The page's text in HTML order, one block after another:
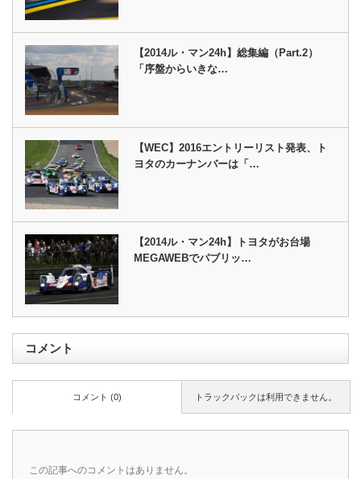
【2014ル・マン24h】総集編（Part.2）
「序盤からいきな…
【WEC】2016エントリーリスト発表、ト
ヨタのカーナンバーは「…
【2014ル・マン24h】トヨタがお台場
MEGAWEBでパブリッ…
コメント
トラックバックは利用できません。
コメント (0)
この記事へのコメントはありません。